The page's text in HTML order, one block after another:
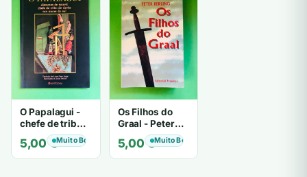
O Papalagui -
chefe de tribo
de tiavéa
5,00€Muito Bom
Os Filhos do
Graal - Peter
Berling
5,00€Muito Bom